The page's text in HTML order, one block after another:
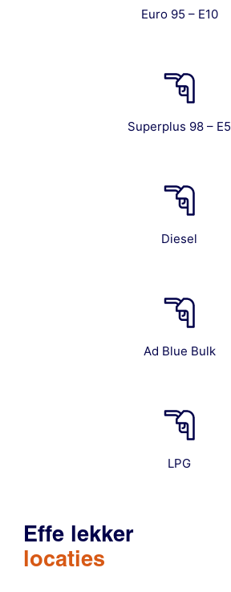
Euro 95 – E10
Superplus 98 – E5
Diesel
Ad Blue Bulk
LPG
Effe lekker
locaties